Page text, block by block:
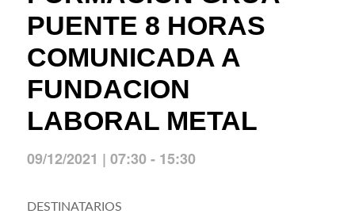
PUENTE 8 HORAS
COMUNICADA A
FUNDACION
LABORAL METAL
09/12/2021 | 07:30- 15:30
DESTINATARIOS